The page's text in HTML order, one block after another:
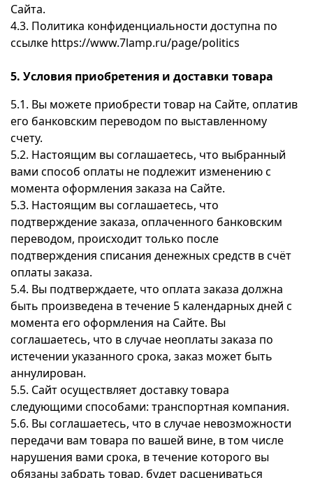
Сайта.
4.3. Политика конфиденциальности доступна по
ссылке https://www.7lamp.ru/page/politics
5. Условия приобретения и доставки товара
5.1. Вы можете приобрести товар на Сайте, оплатив
его банковским переводом по выставленному
счету.
5.2. Настоящим вы соглашаетесь, что выбранный
вами способ оплаты не подлежит изменению с
момента оформления заказа на Сайте.
5.3. Настоящим вы соглашаетесь, что
подтверждение заказа, оплаченного банковским
переводом, происходит только после
подтверждения списания денежных средств в счёт
оплаты заказа.
5.4. Вы подтверждаете, что оплата заказа должна
быть произведена в течение 5 календарных дней с
момента его оформления на Сайте. Вы
соглашаетесь, что в случае неоплаты заказа по
истечении указанного срока, заказ может быть
аннулирован.
5.5. Сайт осуществляет доставку товара
следующими способами: транспортная компания.
5.6. Вы соглашаетесь, что в случае невозможности
передачи вам товара по вашей вине, в том числе
нарушения вами срока, в течение которого вы
обязаны забрать товар, будет расцениваться